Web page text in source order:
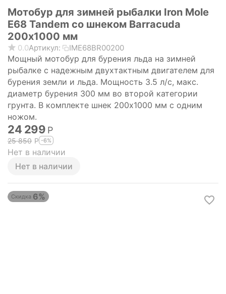
Мотобур для зимней рыбалки Iron Mole
E68 Tandem со шнеком Barracuda
200х1000 мм
0.0Артикул: IME68BR00200
Мощный мотобур для бурения льда на зимней
рыбалке с надежным двухтактным двигателем для
бурения земли и льда. Мощность 3.5 л/с, макс.
диаметр бурения 300 мм во второй категории
грунта. В комплекте шнек 200х1000 мм с одним
ножом.
24 299 Р
25 850 Р -6%
Нет в наличии
Нет в наличии
Скидка 6%